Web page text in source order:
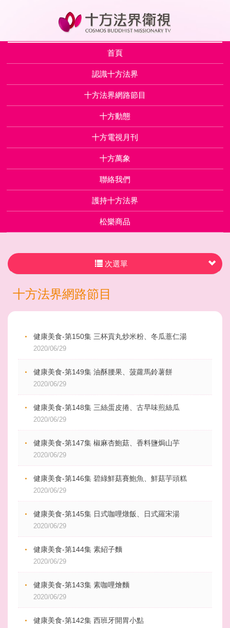
首頁
認識十方法界
十方法界網路節目
十方動態
十方電視月刊
十方萬象
聯絡我們
護持十方法界
松樂商品
次選單
十方法界網路節目
健康美食-第150集 三杯貢丸炒米粉、冬瓜薏仁湯
2020/06/29
健康美食-第149集 油酥腰果、菠蘿馬鈴薯餅
2020/06/29
健康美食-第148集 三絲蛋皮捲、古早味煎絲瓜
2020/06/29
健康美食-第147集 椒麻杏鮑菇、香料鹽焗山芋
2020/06/29
健康美食-第146集 碧綠鮮菇賽鮑魚、鮮菇芋頭糕
2020/06/29
健康美食-第145集 日式咖哩燉飯、日式羅宋湯
2020/06/29
健康美食-第144集 素紹子麵
2020/06/29
健康美食-第143集 素咖哩燴麵
2020/06/29
健康美食-第142集 西班牙開胃小點